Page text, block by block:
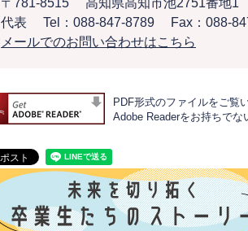
〒781-8515
高知県高知市池2751番地1
代表
Tel：088-847-8789
Fax：088-
メールでのお問い合わせはこちら
PDF形式のファイルをご覧
Adobe Readerをお持ちで